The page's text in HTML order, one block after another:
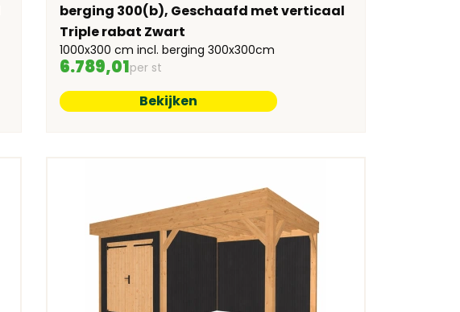
berging 300(b), Geschaafd met verticaal
Triple rabat Zwart
1000x300 cm incl. berging 300x300cm
6.789,01per st
Bekijken